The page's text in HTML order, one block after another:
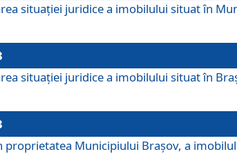
situației juridice a imobilului situat în
situației juridice a imobilului situat în
proprietatea Municipiului Brașov, a